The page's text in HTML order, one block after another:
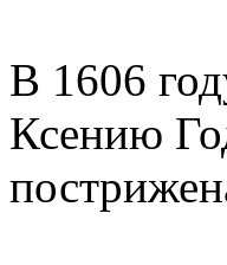
В 1606
Ксению